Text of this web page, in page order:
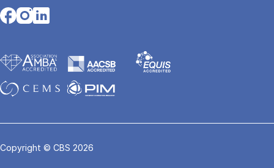
Opens in a new tab
Opens in a new tab
Opens in a new tab
Copyright © CBS 2026